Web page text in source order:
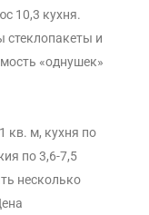
10,3 кухня.
стеклопакеты и
«однушек»
кв. м, кухня по
по 3,6-7,5
несколько